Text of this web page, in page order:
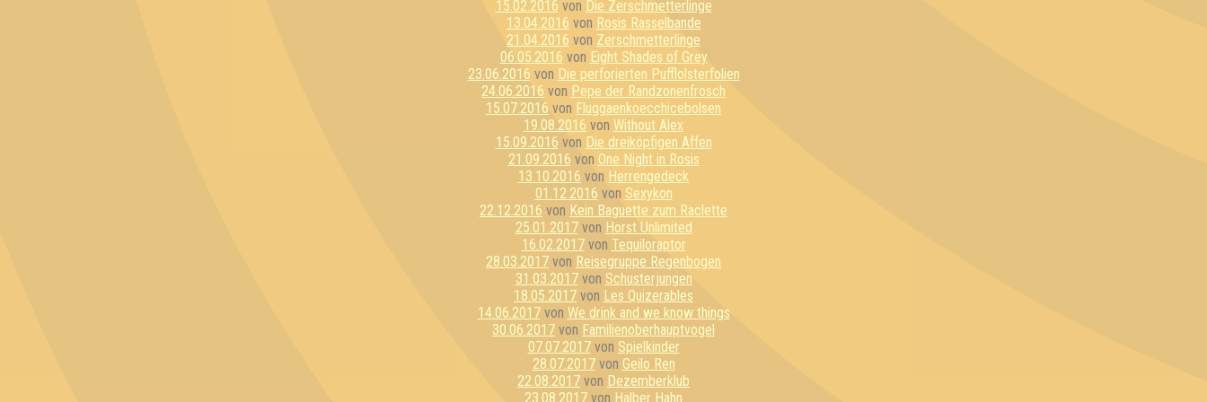
15.02.2016 von Die Zerschmetterlinge
13.04.2016 von Rosis Rasselbande
21.04.2016 von Zerschmetterlinge
06.05.2016 von Eight Shades of Grey
23.06.2016 von Die perforierten Pufflolsterfolien
24.06.2016 von Pepe der Randzonenfrosch
15.07.2016 von Fluggaenkoecchicebolsen
19.08.2016 von Without Alex
15.09.2016 von Die dreiköpfigen Affen
21.09.2016 von One Night in Rosis
13.10.2016 von Herrengedeck
01.12.2016 von Sexykon
22.12.2016 von Kein Baguette zum Raclette
25.01.2017von Horst Unlimited
16.02.2017von Tequiloraptor
28.03.2017 von Reisegruppe Regenbogen
31.03.2017von Schusterjungen
18.05.2017 von Les Quizerables
14.06.2017von We drink and we know things
30.06.2017 von Familienoberhauptvogel
07.07.2017von Spielkinder
28.07.2017von Geilo Ren
22.08.2017 von Dezemberklub
23.08.2017 von Halber Hahn